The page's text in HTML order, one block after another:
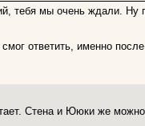
тебя мы очень ждали. Ну
ответить, именно
Стена и Ююки же